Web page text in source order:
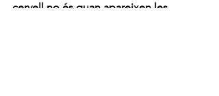
cervell no és quan apareixen les